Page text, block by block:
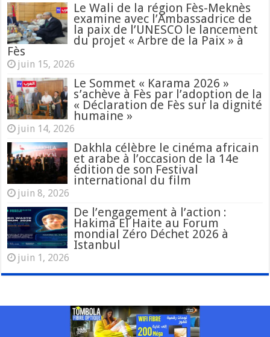
Le Wali de la région Fès-Meknès
examine avec l’Ambassadrice de
la paix de l’UNESCO le lancement
du projet « Arbre de la Paix » à
Fès
juin 15, 2026
Le Sommet « Karama 2026 »
s’achève à Fès par l’adoption de la
« Déclaration de Fès sur la dignité
humaine »
juin 14, 2026
Dakhla célèbre le cinéma africain
et arabe à l’occasion de la 14e
édition de son Festival
international du film
juin 8, 2026
De l’engagement à l’action :
Hakima El Haite au Forum
mondial Zéro Déchet 2026 à
Istanbul
juin 1, 2026